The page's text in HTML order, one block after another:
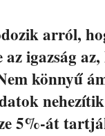
arról,
igazság
könnyű
5%-át